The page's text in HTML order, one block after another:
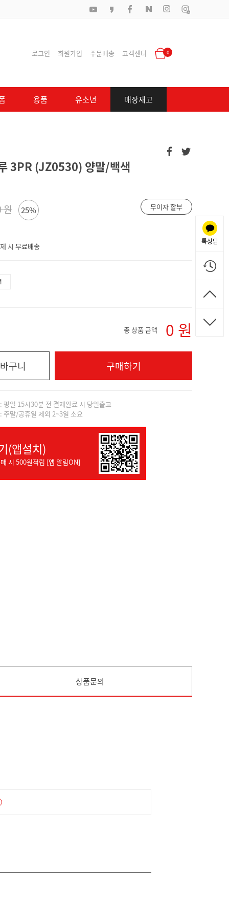
로그인 회원가입 주문배송 고객센터 0
용품 유소년 매장재고
3PR (JZ0530) 양말/백색
원 25% 무이자 할부
시 무료배송
총 상품 금액 0 원
구니 구매하기
평일 15시30분 전 결제완료 시 당일출고
주말/공휴일 제외 2~3일 소요
(앱설치)
시 500원적립 [앱 알림ON]
상품문의
톡상담